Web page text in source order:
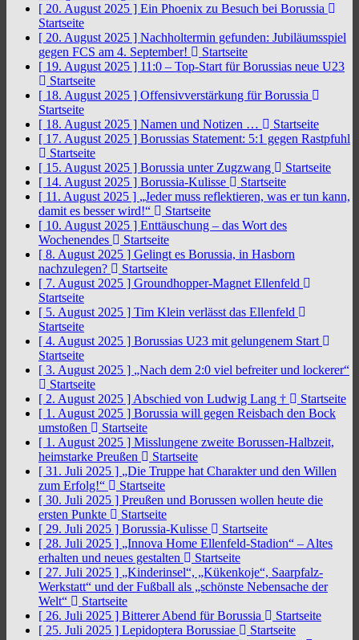
[ 20. August 2025 ] Ein Phoenix zu Besuch bei Borussia
Startseite
[ 20. August 2025 ] Nachholtermin gefunden: Jubiläumsspiel
gegen FCS am 4. September!
Startseite
[ 19. August 2025 ] 11:0 – Top-Start für Borussias neue U23
Startseite
[ 18. August 2025 ] Offensivverstärkung für Borussia
Startseite
[ 18. August 2025 ] Namen und Notizen …
Startseite
[ 17. August 2025 ] Borussias Statement: 5:1 gegen Rastpfuhl
Startseite
[ 15. August 2025 ] Borussia unter Zugzwang
Startseite
[ 14. August 2025 ] Borussia-Kulisse
Startseite
[ 11. August 2025 ] „Jeder muss reflektieren, was er tun kann,
damit es besser wird!“
Startseite
[ 10. August 2025 ] Enttäuschung – das Wort des
Wochenendes
Startseite
[ 8. August 2025 ] Gelingt es Borussia, in Hasborn
nachzulegen?
Startseite
[ 7. August 2025 ] Groundhopper-Magnet Ellenfeld
Startseite
[ 5. August 2025 ] Tim Klein verlässt das Ellenfeld
Startseite
[ 4. August 2025 ] Borussias U23 mit gelungenem Start
Startseite
[ 3. August 2025 ] „Nach dem 2:0 viel befreiter und lockerer“
Startseite
[ 2. August 2025 ] Abschied von Ludwig Lang †
Startseite
[ 1. August 2025 ] Borussia will gegen Reisbach den Bock
umstoßen
Startseite
[ 1. August 2025 ] Misslungene zweite Borussen-Halbzeit,
heimstarke Preußen
Startseite
[ 31. Juli 2025 ] „Die Truppe hat Charakter und den Willen
zum Erfolg!“
Startseite
[ 30. Juli 2025 ] Preußen und Borussen wollen heute die
ersten Punkte
Startseite
[ 29. Juli 2025 ] Borussia-Kulisse
Startseite
[ 28. Juli 2025 ] „Innova Home Ellenfeld-Stadion“ – Altes
erhalten und neues gestalten
Startseite
[ 27. Juli 2025 ] „Kinderinsel“, „Kükenkoje“, Saarpfalz-
Werkstatt“ und der Fußball als „schönste Nebensache der
Welt“
Startseite
[ 26. Juli 2025 ] Bitterer Abend für Borussia
Startseite
[ 25. Juli 2025 ] Lepidoptera Borussiae
Startseite